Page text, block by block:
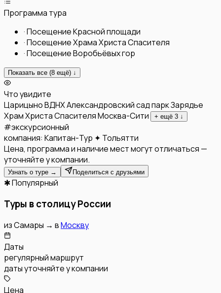
Программа тура
·Посещение Красной площади
·Посещение Храма Христа Спасителя
·Посещение Воробьёвых гор
Показать все (8 ещё) ↓
Что увидите
ЦарицыноВДНХАлександровский садпарк Зарядье
Храм Христа СпасителяМосква-Сити + ещё 3 ↓
#экскурсионный
компания: Капитан-Тур ✦ Тольятти
Цена, программа и наличие мест могут отличаться —
уточняйте у компании.
Узнать о туре → Поделиться с друзьями
✱ Популярный
Туры в столицу России
изСамары → вМоскву
Даты
регулярный маршрут
даты уточняйте у компании
Цена